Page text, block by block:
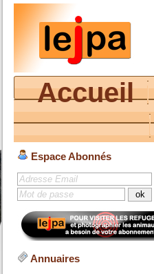
Accueil
Espace Abonnés
Annuaires